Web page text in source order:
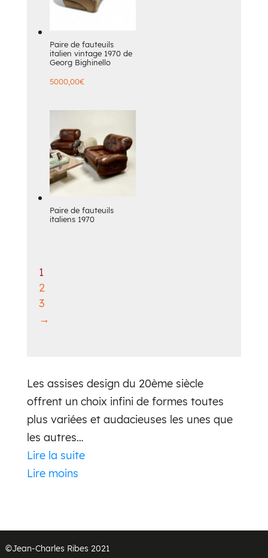
Paire de fauteuils
italien vintage 1970 de
Georg Bighinello
5000,00€
Paire de fauteuils
italiens 1970
1
2
3
→
Les assises design du 20ème siècle
offrent un choix infini de formes toutes
plus variées et audacieuses les unes que
les autres…
C’est souvent dans les sièges de toutes
sortes que les plus grands designers ont
confortables, élégants et résistants.
Lire la suite
Lire moins
©Jean-Charles Ribes 2021